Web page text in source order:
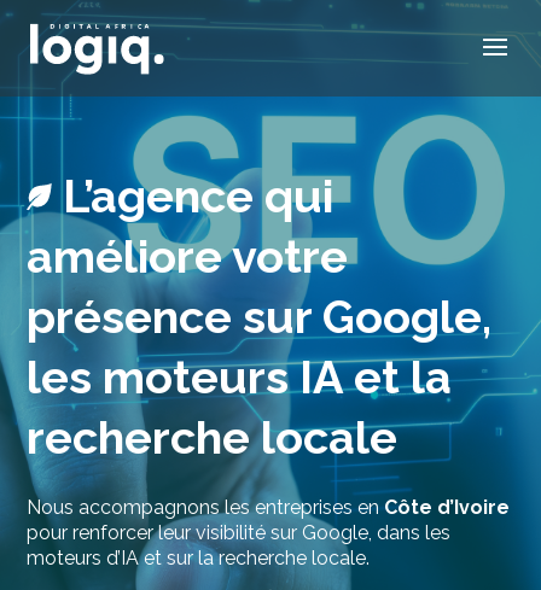
L’agence qui
améliore votre
présence sur Google,
les moteurs IA et la
recherche locale
Nous accompagnons les entreprises en Côte d’Ivoire
pour renforcer leur visibilité sur Google, dans les
moteurs d’IA et sur la recherche locale.